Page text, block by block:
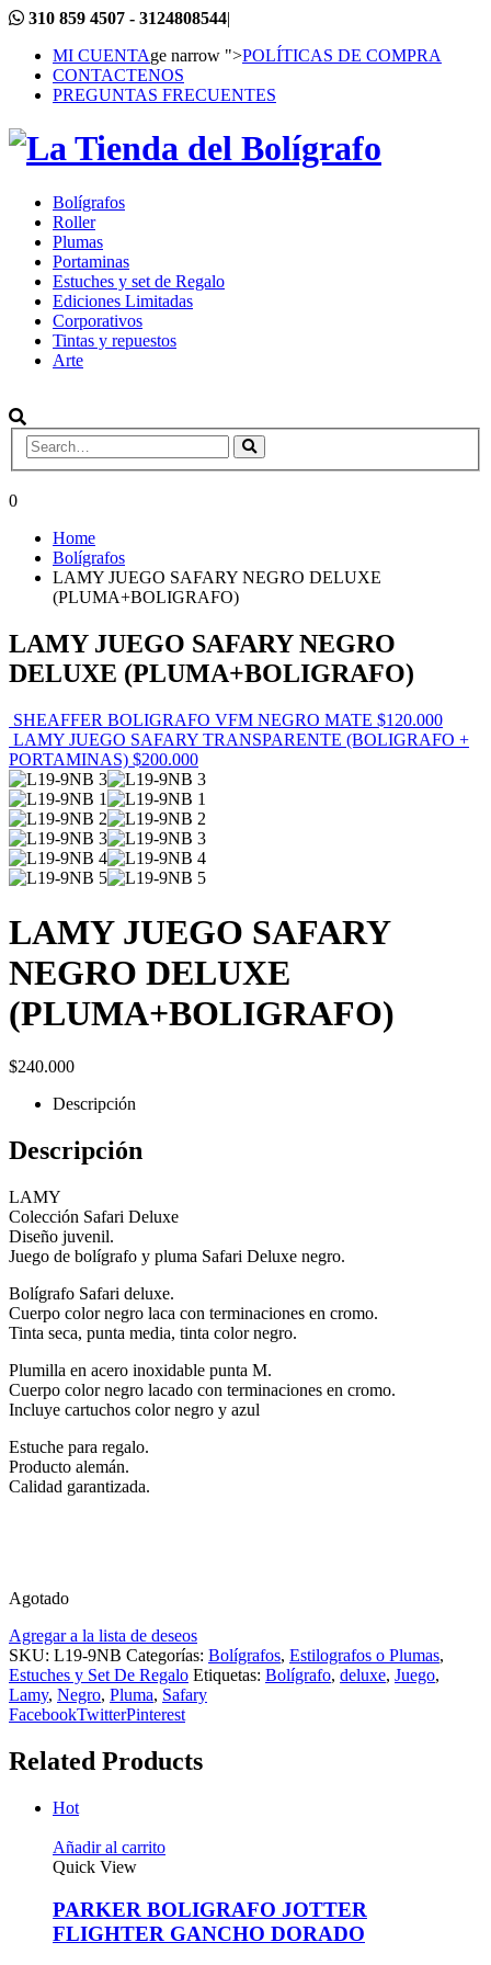
310 859 4507 - 3124808544|
MI CUENTAge narrow ">POLÍTICAS DE COMPRA
CONTACTENOS
PREGUNTAS FRECUENTES
Bolígrafos
Roller
Plumas
Portaminas
Estuches y set de Regalo
Ediciones Limitadas
Corporativos
Tintas y repuestos
Arte
0
Home
Bolígrafos
LAMY JUEGO SAFARY NEGRO DELUXE
(PLUMA+BOLIGRAFO)
LAMY JUEGO SAFARY NEGRO
DELUXE (PLUMA+BOLIGRAFO)
SHEAFFER BOLIGRAFO VFM NEGRO MATE $120.000
LAMY JUEGO SAFARY TRANSPARENTE (BOLIGRAFO +
PORTAMINAS) $200.000
LAMY JUEGO SAFARY
NEGRO DELUXE
(PLUMA+BOLIGRAFO)
$240.000
Descripción
Descripción
LAMY
Colección Safari Deluxe
Diseño juvenil.
Juego de bolígrafo y pluma Safari Deluxe negro.
Bolígrafo Safari deluxe.
Cuerpo color negro laca con terminaciones en cromo.
Tinta seca, punta media, tinta color negro.
Plumilla en acero inoxidable punta M.
Cuerpo color negro lacado con terminaciones en cromo.
Incluye cartuchos color negro y azul
Estuche para regalo.
Producto alemán.
Calidad garantizada.
Agotado
Agregar a la lista de deseos
SKU: L19-9NB Categorías: Bolígrafos, Estilografos o Plumas,
Estuches y Set De Regalo Etiquetas: Bolígrafo, deluxe, Juego,
Lamy, Negro, Pluma, Safary
FacebookTwitterPinterest
Related Products
Hot
Añadir al carrito
Quick View
PARKER BOLIGRAFO JOTTER
FLIGHTER GANCHO DORADO